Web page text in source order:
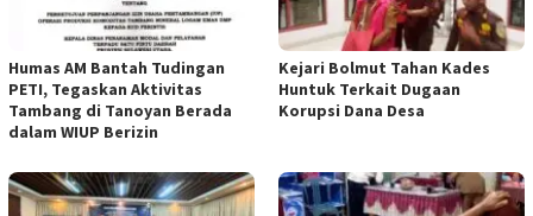
Humas AM Bantah Tudingan
PETI, Tegaskan Aktivitas
Tambang di Tanoyan Berada
dalam WIUP Berizin
Kejari Bolmut Tahan Kades
Huntuk Terkait Dugaan
Korupsi Dana Desa